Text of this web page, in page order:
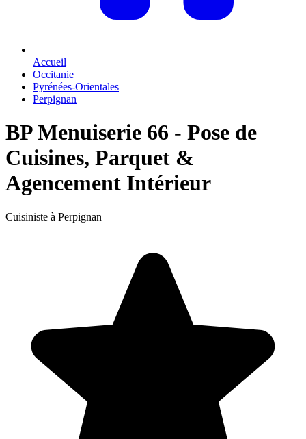
Accueil
Occitanie
Pyrénées-Orientales
Perpignan
BP Menuiserie 66 - Pose de
Cuisines, Parquet &
Agencement Intérieur
Cuisiniste à Perpignan